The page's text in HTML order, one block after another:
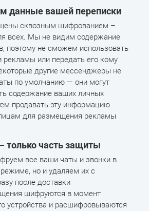
данные вашей переписки
сквозным шифрованием –
всех. Мы не видим содержание
поэтому не сможем использовать
рекламы или передать его кому
другие мессенджеры не
по умолчанию — они могут
содержание ваших личных
продавать эту информацию
для размещения рекламы
только часть защиты
все ваши чаты и звонки в
но и удаляем их с
после доставки
шифруются в момент
устройства и расшифровываются